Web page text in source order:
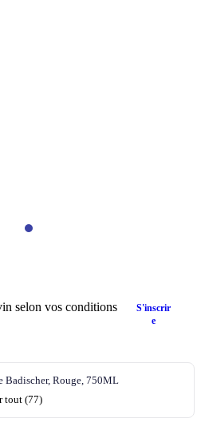
selon vos conditions
S'inscrir
e
Badischer, Rouge, 750ML
tout (77)